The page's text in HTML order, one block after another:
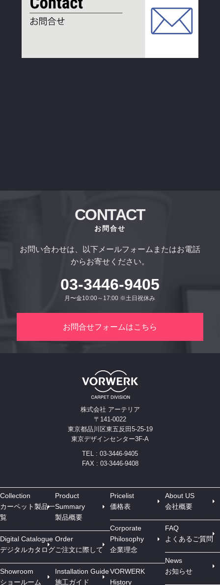
CONTACT
お問合せ
お問い合わせは、以下メールフォームまたはお電話
からお寄せください。
03-3446-9405
月〜金10:00～17:00 ※土日祝休み
お問合せフォームはこちら
株式会社 アーテリア
〒141-0022
東京都品川区東五反田5-25-19
東京デザインセンター3F-A
TEL : 03-3446-9405
FAX : 03-3446-9408
Collection
カーペット製品一
覧
Digital Catalogue
デジタルカタログ
Showroom
ショールーム
Product
Summary
製品概要
Order
ご注文に際して
Installation Guide
施工ガイド
Pricelist
価格表
Corporate
Philosophy
企業理念
VORWERK
History
About US
会社概要
FAQ
よくあるご質問
News
お知らせ